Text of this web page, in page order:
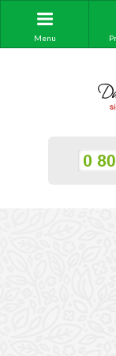
Menu